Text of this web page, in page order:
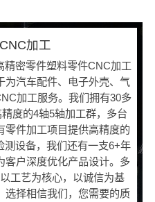
加工
精密零件塑料零件CNC加工
为汽车配件、电子外壳、气
加工服务。我们拥有30多
度的4轴5轴加工群，多台
零件加工项目提供高精度的
测设备，我们还有一支6+年
客户深度优化产品设计。多
工艺为核心，以诚信为基
选择相信我们，您需要的质